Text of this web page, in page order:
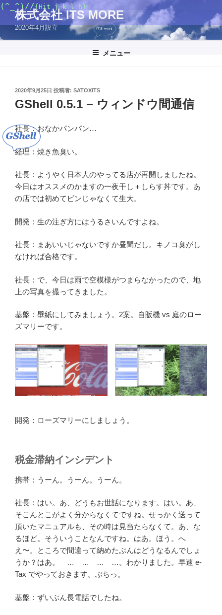
コ
ン
株式会社 ITS MORE
2020年4月設立
メニュー
投
稿
日:
2020年9月25日 投稿者: SATOXITS
GShell 0.5.1 − ウィンドウ間通信
社長：おなかパンパン…
経理：焼き魚臭い。
社長：ようやく日本人のやってる店が再開しましたね。
今日はオススメのかますの一夜干し＋しらす丼です。あ
の店では初めてビンじゃなくて生大。
開発：生の注ぎ方にはうるさいんですよね。
社長：まあいいじゃないですか昼間だし。キノコ臭がし
なければ合格です。
社長：で、今日は雨で空模様がつまらなかったので、地
上の写真を撮ってきました。
基盤：壁紙にしてみましょう。2案。自販機 vs 庭のロー
ズマリーです。
開発：ローズマリーにしましょう。
税金滞納インシデント
携帯：うーん。うーん。うーん。
社長：はい。あ、どうもお世話になります。はい。あ、
そこんとこがよく分からなくてですね。せっかく送って
頂いたマニュアルも、その時は見当たらなくて。あ、な
るほど。そういうことなんですね。はあ。ほう。へ
え〜。ところで間違って納めたぶんはどうなるんでしょ
うか？はあ。 … … … …。わかりました。早速 e-
Tax でやっておきます。ぶちっ。
基盤：ずいぶん長電話でしたね。
(^_^)//{Hit j k l h}